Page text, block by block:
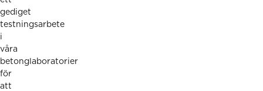
gediget
testningsarbete
i
våra
betonglaboratorier
för
att